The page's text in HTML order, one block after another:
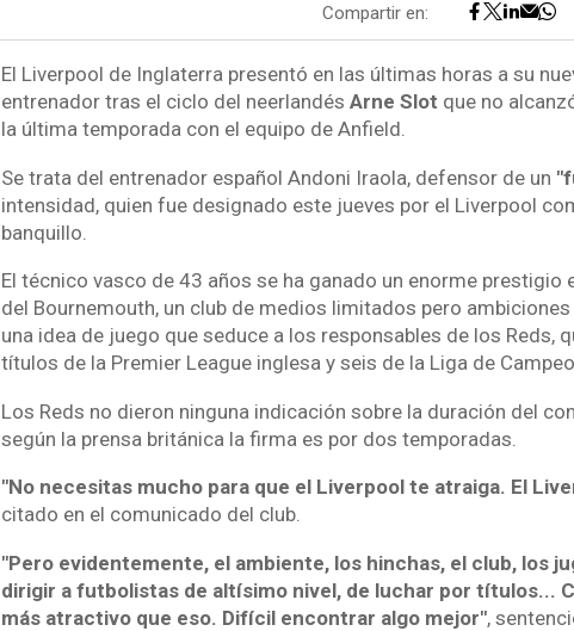
Compartir en:
El Liverpool de Inglaterra presentó en las últimas horas a su
entrenador tras el ciclo del neerlandés Arne Slot que no
la última temporada con el equipo de Anfield.
Se trata del entrenador español Andoni Iraola, defensor de un
intensidad, quien fue designado este jueves por el Liverpool
banquillo.
El técnico vasco de 43 años se ha ganado un enorme
del Bournemouth, un club de medios limitados pero
una idea de juego que seduce a los responsables de los Reds,
títulos de la Premier League inglesa y seis de la Liga de
Los Reds no dieron ninguna indicación sobre la duración del
según la prensa británica la firma es por dos temporadas.
"No necesitas mucho para que el Liverpool te atraiga. El
citado en el comunicado del club.
"Pero evidentemente, el ambiente, los hinchas, el club, los
dirigir a futbolistas de altísimo nivel, de luchar por títulos...
más atractivo que eso. Difícil encontrar algo mejor",